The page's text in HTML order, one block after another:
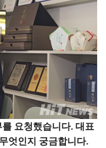
요청했습니다. 대표
엇인지 궁금합니다.